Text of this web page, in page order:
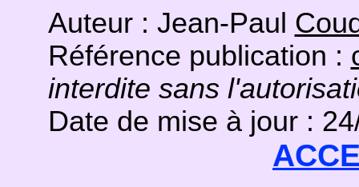
Auteur : Jean-Paul
Référence publication :
interdite sans
Date de mise à jour :